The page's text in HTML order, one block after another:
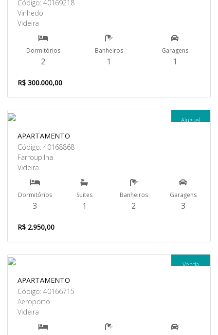
Código: 40169218
Vinhedo
Videira
Dormitórios
2
Banheiros
1
Garagens
1
R$ 300.000,00
Aluguel
APARTAMENTO
Código: 40168868
Farroupilha
Videira
Dormitórios
3
Suites
1
Banheiros
2
Garagens
3
R$ 2.950,00
Venda
APARTAMENTO
Código: 40166715
Aeroporto
Videira